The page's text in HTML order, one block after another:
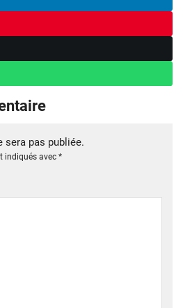
sera pas publiée.
indiqués avec *